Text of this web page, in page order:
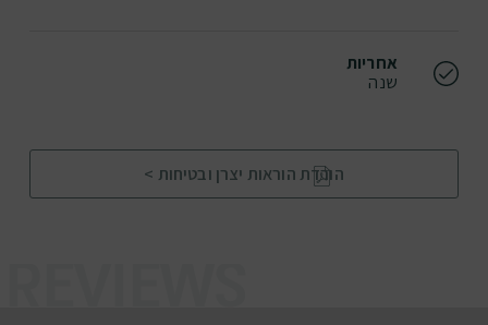
אחריות
שנה
הורדת הוראות יצרן ובטיחות >